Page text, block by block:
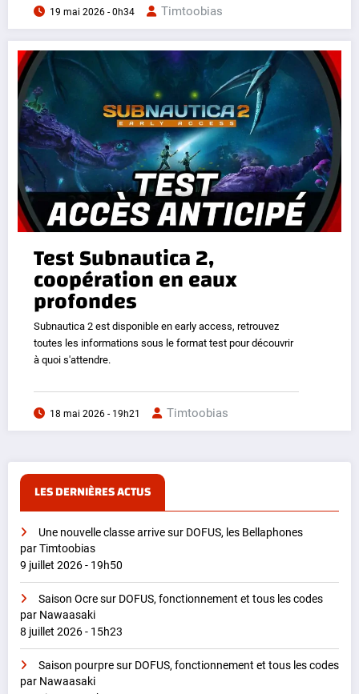
19 mai 2026 - 0h34 Timtoobias
Test Subnautica 2,
coopération en eaux
profondes
Subnautica 2 est disponible en early access, retrouvez
toutes les informations sous le format test pour découvrir
à quoi s'attendre.
18 mai 2026 - 19h21 Timtoobias
LES DERNIÈRES ACTUS
Une nouvelle classe arrive sur DOFUS, les Bellaphones
par Timtoobias
9 juillet 2026 - 19h50
Saison Ocre sur DOFUS, fonctionnement et tous les codes
par Nawaasaki
8 juillet 2026 - 15h23
Saison pourpre sur DOFUS, fonctionnement et tous les codes
par Nawaasaki